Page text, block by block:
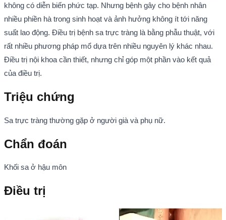
không có diễn biến phức tạp. Nhưng bệnh gây cho bệnh nhân
nhiều phiền hà trong sinh hoạt và ảnh hưởng không ít tới năng
suất lao động. Điều trị bệnh sa trực tràng là bằng phẫu thuật, với
rất nhiều phương pháp mổ dựa trên nhiều nguyên lý khác nhau.
Điều trị nội khoa cần thiết, nhưng chỉ góp một phần vào kết quả
của điều trị.
Triệu chứng
Sa trực tràng thường gặp ở người già và phụ nữ.
Chẩn đoán
Khối sa ở hậu môn
Điều trị